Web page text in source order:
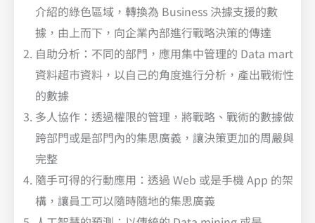
介紹的綠色區域，轉換為 Business 決據支援的數
據，由上而下，向企業內部進行戰略決策的傳達
自助分析：不同的部門，應用集中管理的 Data mart
資料超市資料，以自己的角度進行分析，產出戰術性
的數據
多人協作：透過權限的管理，將戰略、戰術的數據做
跨部門或是部門內的集思廣義，讓決策更加的周嚴與
完整
隨手可得的行動應用：透過 Web 或是手機 App 的架
構，讓員工可以隨時隨地的集思廣義